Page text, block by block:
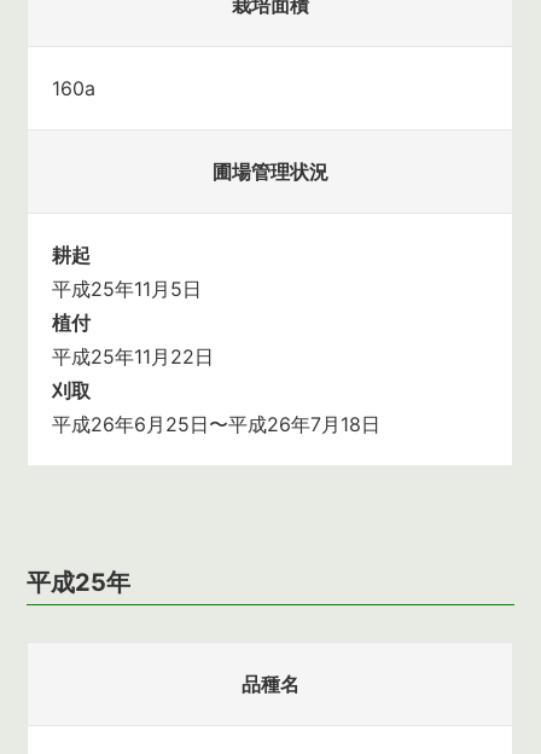
栽培面積
160a
圃場管理状況
耕起
平成25年11月5日
植付
平成25年11月22日
刈取
平成26年6月25日〜平成26年7月18日
平成25年
品種名